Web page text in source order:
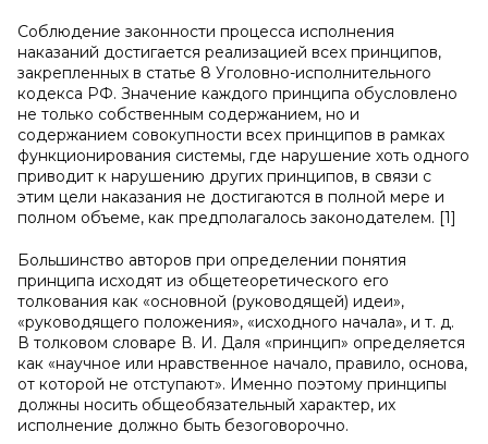
Соблюдение законности процесса исполнения
наказаний достигается реализацией всех принципов,
закрепленных в статье 8 Уголовно-исполнительного
кодекса РФ. Значение каждого принципа обусловлено
не только собственным содержанием, но и
содержанием совокупности всех принципов в рамках
функционирования системы, где нарушение хоть одного
приводит к нарушению других принципов, в связи с
этим цели наказания не достигаются в полной мере и
полном объеме, как предполагалось законодателем. [1]
Большинство авторов при определении понятия
принципа исходят из общетеоретического его
толкования как «основной (руководящей) идеи»,
«руководящего положения», «исходного начала», и т. д.
В толковом словаре В. И. Даля «принцип» определяется
как «научное или нравственное начало, правило, основа,
от которой не отступают». Именно поэтому принципы
должны носить общеобязательный характер, их
исполнение должно быть безоговорочно.